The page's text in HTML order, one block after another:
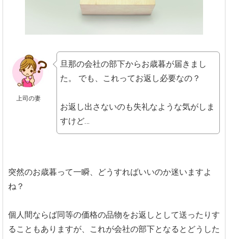
上司の妻
旦那の会社の部下からお歳暮が届きまし
た。
でも、これってお返し必要なの？
お返し出さないのも失礼なような気がしま
すけど…
突然のお歳暮って一瞬、どうすればいいのか迷いますよ
ね？
個人間ならば同等の価格の品物をお返しとして送ったりす
ることもありますが、これが会社の部下となるとどうした